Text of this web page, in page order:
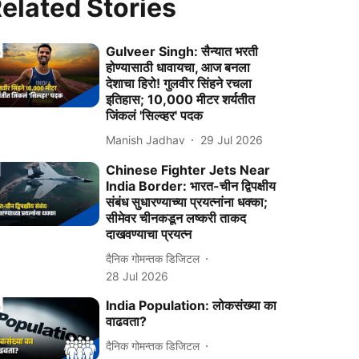
Stories
Gulveer Singh: सैन्यात भरती
होण्यासाठी धावायचा, आज बनला
देशाचा हिरो! गुलवीर सिंहने रचला
इतिहास; 10,000 मीटर शर्यतीत
जिंकलं 'सिल्व्हर' पदक
Manish Jadhav 29 Jul 2026
Chinese Fighter Jets Near
India Border: भारत-चीन द्विपक्षीय
संबंध सुधारण्याच्या प्रयत्नांना धक्का;
सीमेवर चीनकडून लष्करी ताकद
दाखवण्याचा प्रयत्न
दैनिक गोमन्तक डिजिटल
28 Jul 2026
India Population: लोकसंख्या का
वाढवता?
दैनिक गोमन्तक डिजिटल